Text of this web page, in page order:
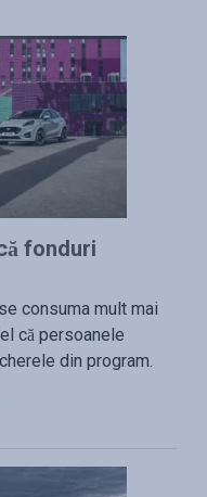
fonduri
consuma mult mai
că persoanele
din program.